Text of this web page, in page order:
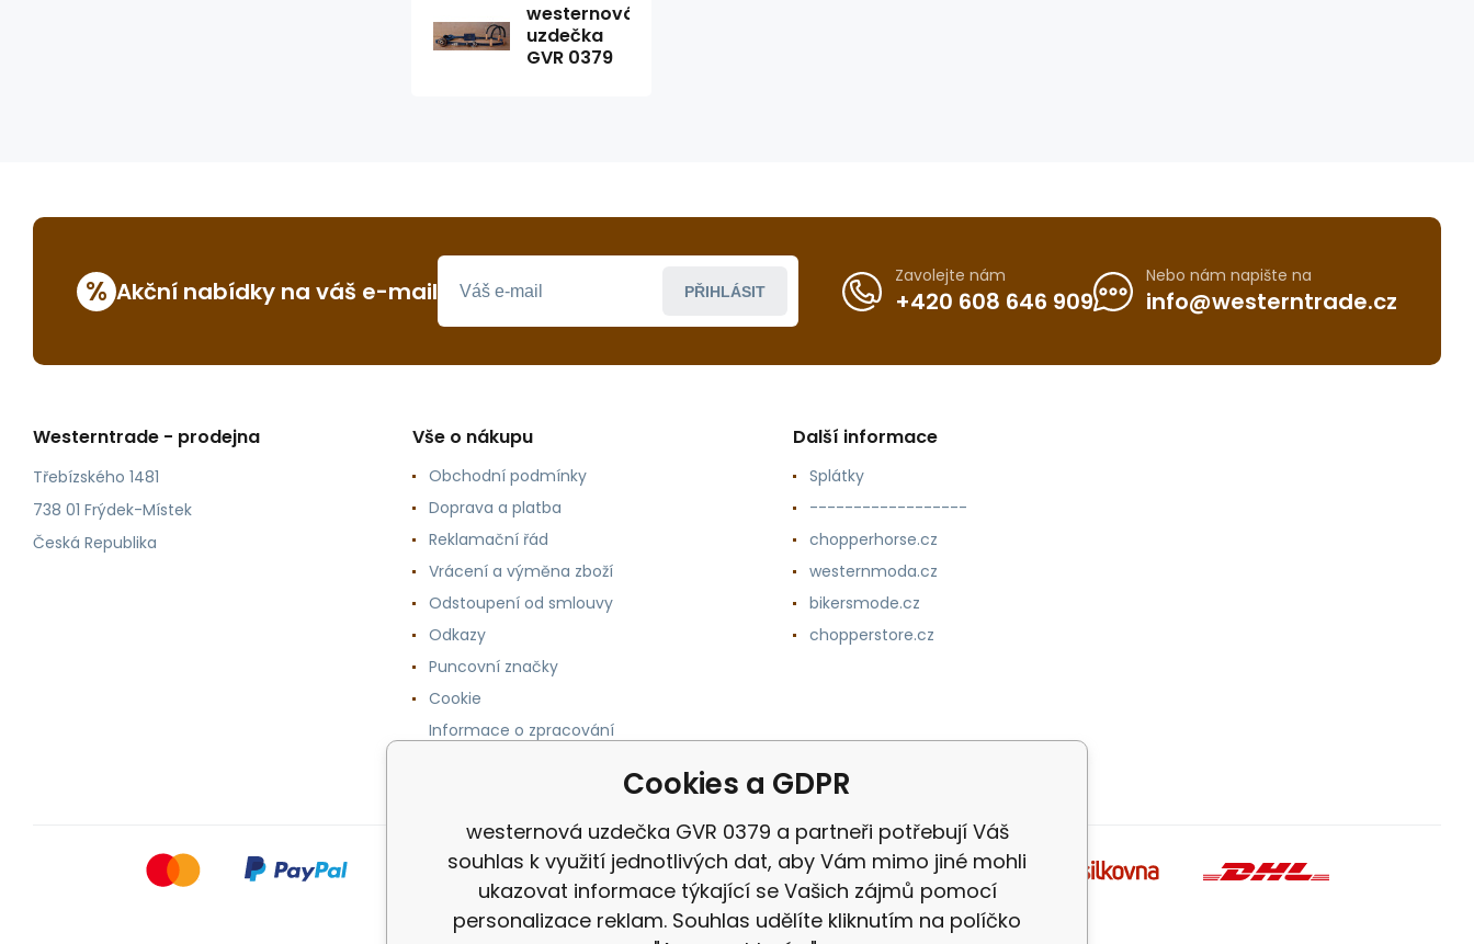
westernová
uzdečka
GVR 0379
% Akční nabídky na váš e-mail PŘIHLÁSIT
Zavolejte nám
+420 608 646 909
Nebo nám napište na
info@westerntrade.cz
Westerntrade - prodejna
Třebízského 1481
738 01 Frýdek-Místek
Česká Republika
Vše o nákupu
Obchodní podmínky
Doprava a platba
Reklamační řád
Vrácení a výměna zboží
Odstoupení od smlouvy
Odkazy
Puncovní značky
Cookie
Informace o zpracování
Další informace
Splátky
------------------
chopperhorse.cz
westernmoda.cz
bikersmode.cz
chopperstore.cz
Cookies a GDPR
westernová uzdečka GVR 0379 a partneři potřebují Váš
souhlas k využití jednotlivých dat, aby Vám mimo jiné mohli
ukazovat informace týkající se Vašich zájmů pomocí
personalizace reklam. Souhlas udělíte kliknutím na políčko